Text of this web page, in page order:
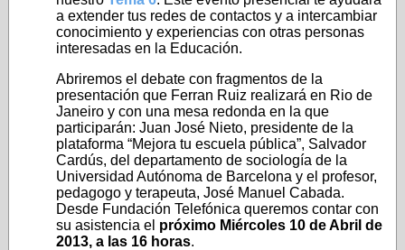
a extender tus redes de contactos y a intercambiar
conocimiento y experiencias con otras personas
interesadas en la Educación.
Abriremos el debate con fragmentos de la
presentación que Ferran Ruiz realizará en Rio de
Janeiro y con una mesa redonda en la que
participarán: Juan José Nieto, presidente de la
plataforma “Mejora tu escuela pública”, Salvador
Cardús, del departamento de sociología de la
Universidad Autónoma de Barcelona y el profesor,
pedagogo y terapeuta, José Manuel Cabada.
Desde Fundación Telefónica queremos contar con
su asistencia el próximo Miércoles 10 de Abril de
2013, a las 16 horas.